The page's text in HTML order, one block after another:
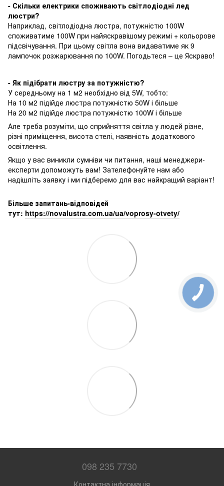
- Скільки електрики споживають світлодіодні лед
люстри?
Наприклад, світлодіодна люстра, потужністю 100W
споживатиме 100W при найяскравішому режимі + кольорове
підсвічування. При цьому світла вона видаватиме як 9
лампочок розжарювання по 100W. Погодьтеся – це Яскраво!
- Як підібрати люстру за потужністю?
У середньому на 1 м2 необхідно від 5W, тобто:
На 10 м2 підійде люстра потужністю 50W і більше
На 20 м2 підійде люстра потужністю 100W і більше
Але треба розуміти, що сприйняття світла у людей різне,
різні приміщення, висота стелі, наявність додаткового
освітлення.
Якщо у вас виникли сумніви чи питання, наші менеджери-
експерти допоможуть вам! Зателефонуйте нам або
надішліть заявку і ми підберемо для вас найкращий варіант!
Більше запитань-відповідей
тут: https://novalustra.com.ua/ua/voprosy-otvety/
098 235 7730